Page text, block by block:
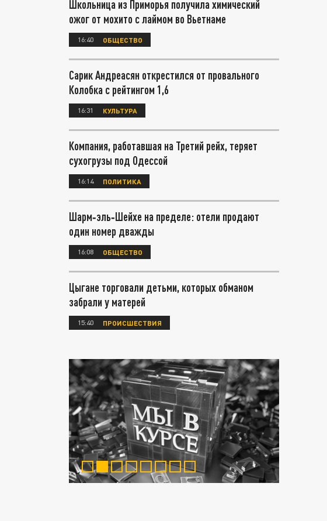
Школьница из Приморья получила химический
ожог от мохито с лаймом во Вьетнаме
16:40 ОБЩЕСТВО
Сарик Андреасян открестился от провального
Колобка с рейтингом 1,6
16:31 КУЛЬТУРА
Компания, работавшая на Третий рейх, теряет
сухогрузы под Одессой
16:14 ПОЛИТИКА
Шарм‑эль‑Шейхе на пределе: отели продают
один номер дважды
16:08 ОБЩЕСТВО
Цыгане торговали детьми, которых обманом
забрали у матерей
15:40 ПРОИСШЕСТВИЯ